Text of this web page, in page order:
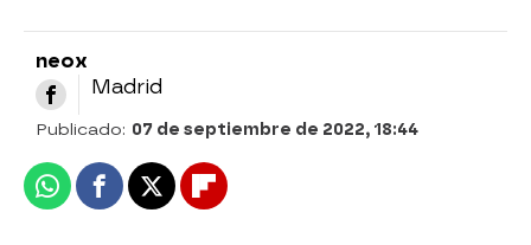
neox
Madrid
Publicado: 07 de septiembre de 2022, 18:44
WhatsappFacebook
X Flipboard